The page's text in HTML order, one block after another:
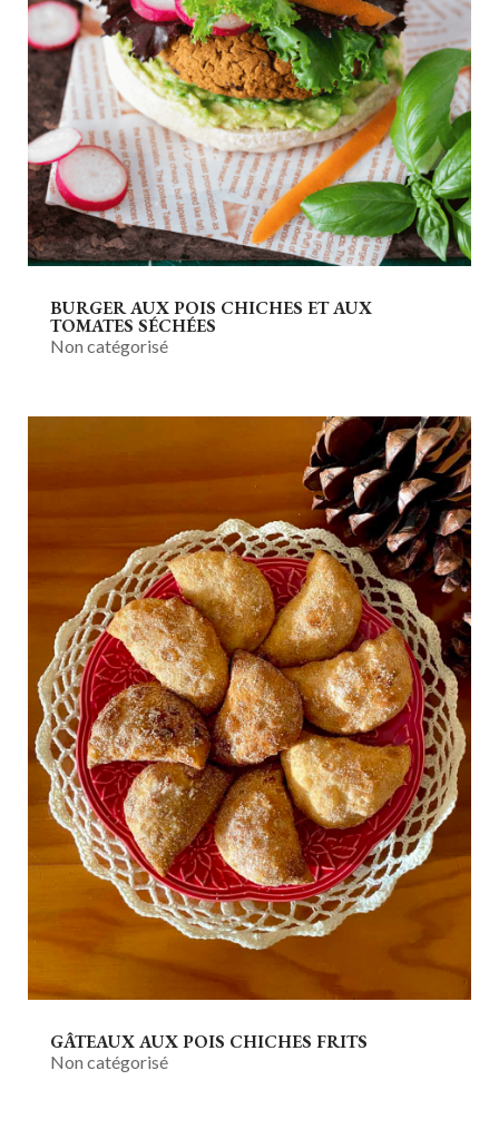
BURGER AUX POIS CHICHES ET AUX
TOMATES SÉCHÉES
Non catégorisé
GÂTEAUX AUX POIS CHICHES FRITS
Non catégorisé